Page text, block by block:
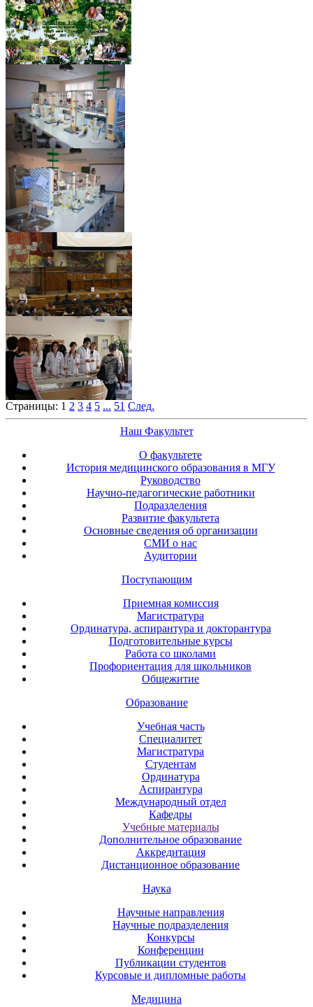
Страницы: 1 2 3 4 5 ... 51 След.
Наш Факультет
О факультете
История медицинского образования в МГУ
Руководство
Научно-педагогические работники
Подразделения
Развитие факультета
Основные сведения об организации
СМИ о нас
Аудитории
Поступающим
Приемная комиссия
Магистратура
Ординатура, аспирантура и докторантура
Подготовительные курсы
Работа со школами
Профориентация для школьников
Общежитие
Образование
Учебная часть
Специалитет
Магистратура
Студентам
Ординатура
Аспирантура
Международный отдел
Кафедры
Учебные материалы
Дополнительное образование
Аккредитация
Дистанционное образование
Наука
Научные направления
Научные подразделения
Конкурсы
Конференции
Публикации студентов
Курсовые и дипломные работы
Медицина